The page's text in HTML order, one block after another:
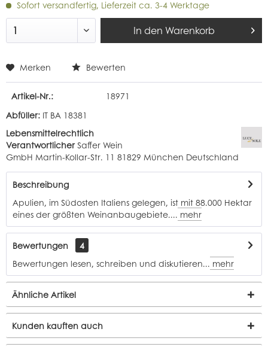
Sofort versandfertig, Lieferzeit ca. 3-4 Werktage
In den Warenkorb
Merken Bewerten
Artikel-Nr.:
18971
Abfüller: IT BA 18381
Lebensmittelrechtlich
VerantwortlicherSaffer Wein
GmbH Martin-Kollar-Str. 11 81829 München Deutschland
Beschreibung
Apulien, im Südosten Italiens gelegen, ist mit 88.000 Hektar
eines der größten Weinanbaugebiete.... mehr
Bewertungen
4
Bewertungen lesen, schreiben und diskutieren... mehr
Ähnliche Artikel
Kunden kauften auch